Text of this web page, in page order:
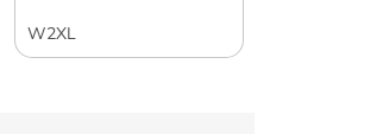
její blízkosti.
W2XL